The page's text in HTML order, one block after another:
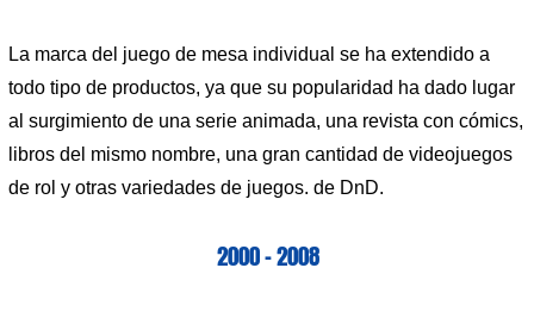
La marca del juego de mesa individual se ha extendido a
todo tipo de productos, ya que su popularidad ha dado lugar
al surgimiento de una serie animada, una revista con cómics,
libros del mismo nombre, una gran cantidad de videojuegos
de rol y otras variedades de juegos. de DnD.
2000 – 2008